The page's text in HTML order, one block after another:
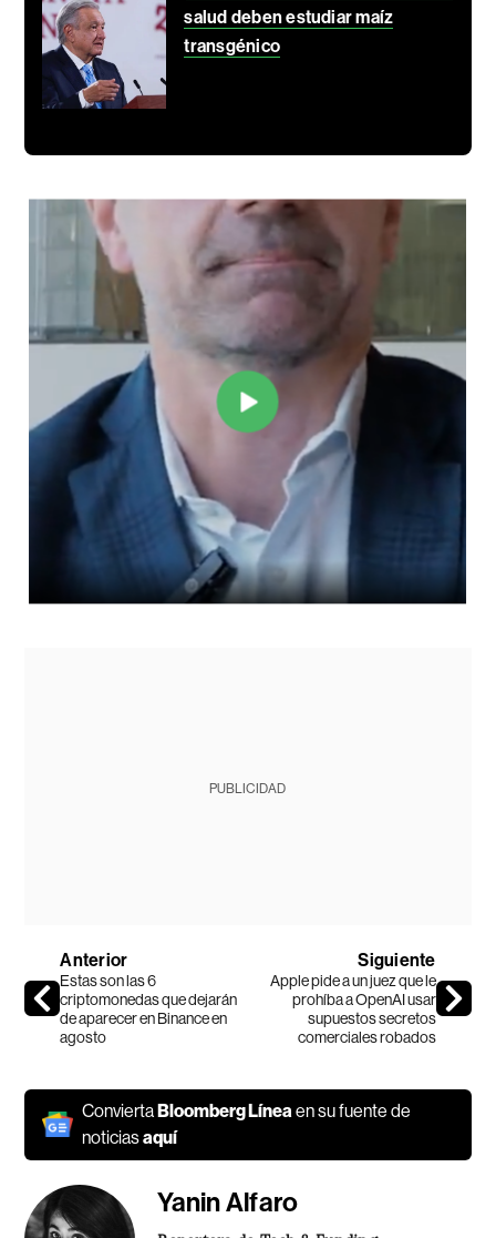
salud deben estudiar maíz
transgénico
PUBLICIDAD
Anterior
Estas son las 6
criptomonedas que dejarán
de aparecer en Binance en
agosto
Siguiente
Apple pide a un juez que le
prohíba a OpenAI usar
supuestos secretos
comerciales robados
ConviertaBloomberg Línea en su fuente de
noticiasaquí
Yanin Alfaro